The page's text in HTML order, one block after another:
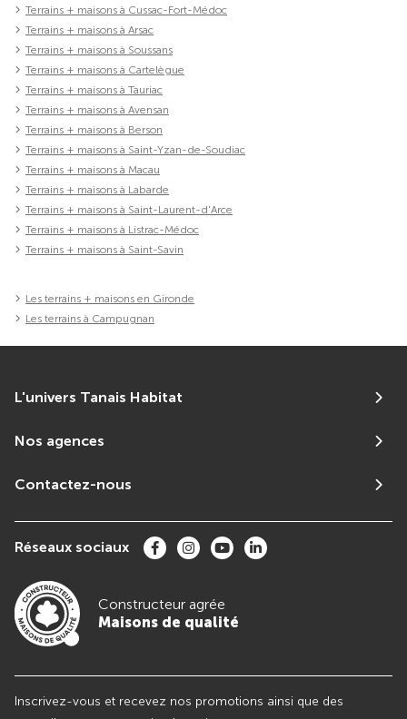
Terrains + maisons à Cussac-Fort-Médoc
Terrains + maisons à Arsac
Terrains + maisons à Soussans
Terrains + maisons à Cartelègue
Terrains + maisons à Tauriac
Terrains + maisons à Avensan
Terrains + maisons à Berson
Terrains + maisons à Saint-Yzan-de-Soudiac
Terrains + maisons à Macau
Terrains + maisons à Labarde
Terrains + maisons à Saint-Laurent-d'Arce
Terrains + maisons à Listrac-Médoc
Terrains + maisons à Saint-Savin
Les terrains + maisons en Gironde
Les terrains à Campugnan
L'univers Tanais Habitat
Nos agences
Contactez-nous
Réseaux sociaux
Constructeur agrée
Maisons de qualité
Inscrivez-vous et recevez nos promotions ainsi que des